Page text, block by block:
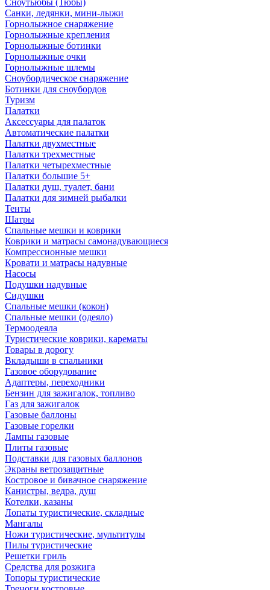
Сноутьюбы (Тюбы)
Санки, ледянки, мини-лыжи
Горнолыжное снаряжение
Горнолыжные крепления
Горнолыжные ботинки
Горнолыжные очки
Горнолыжные шлемы
Сноубордическое снаряжение
Ботинки для сноубордов
Туризм
Палатки
Аксессуары для палаток
Автоматические палатки
Палатки двухместные
Палатки трехместные
Палатки четырехместные
Палатки большие 5+
Палатки душ, туалет, бани
Палатки для зимней рыбалки
Тенты
Шатры
Спальные мешки и коврики
Коврики и матрасы самонадувающиеся
Компрессионные мешки
Кровати и матрасы надувные
Насосы
Подушки надувные
Сидушки
Спальные мешки (кокон)
Спальные мешки (одеяло)
Термоодеяла
Туристические коврики, карематы
Товары в дорогу
Вкладыши в спальники
Газовое оборудование
Адаптеры, переходники
Бензин для зажигалок, топливо
Газ для зажигалок
Газовые баллоны
Газовые горелки
Лампы газовые
Плиты газовые
Подставки для газовых баллонов
Экраны ветрозащитные
Костровое и бивачное снаряжение
Канистры, ведра, душ
Котелки, казаны
Лопаты туристические, складные
Мангалы
Ножи туристические, мультитулы
Пилы туристические
Решетки гриль
Средства для розжига
Топоры туристические